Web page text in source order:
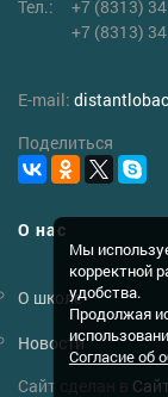
Тел.:
+7 (8313)
+7 (8313) 34
E-mail:
Поделиться
О нас
О школе
Новости
Сайт сделан в
Мы
корректной
удобства.
Продолжая
Согласие об